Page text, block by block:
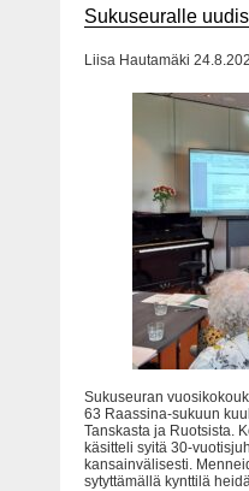
Sukuseuralle
Liisa Hautamäki
Sukuseuran
63 Raassina-sukuun
Tanskasta ja Ruotsista.
käsitteli syitä 30-
kansainvälisesti.
sytyttämällä kynttilä